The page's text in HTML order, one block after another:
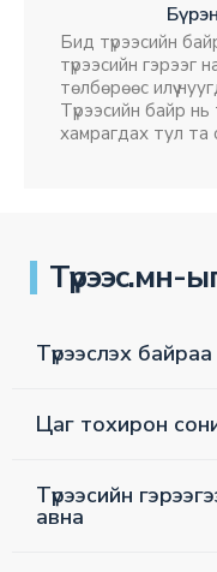
Бид түрээсийн
түрээсийн гэрээг
төлбөрөөс илүү
Түрээсийн байр нь
хамрагдах тул та
Түрээс.мн-
Түрээслэх
Цаг тохирон
Түрээсийн
авна